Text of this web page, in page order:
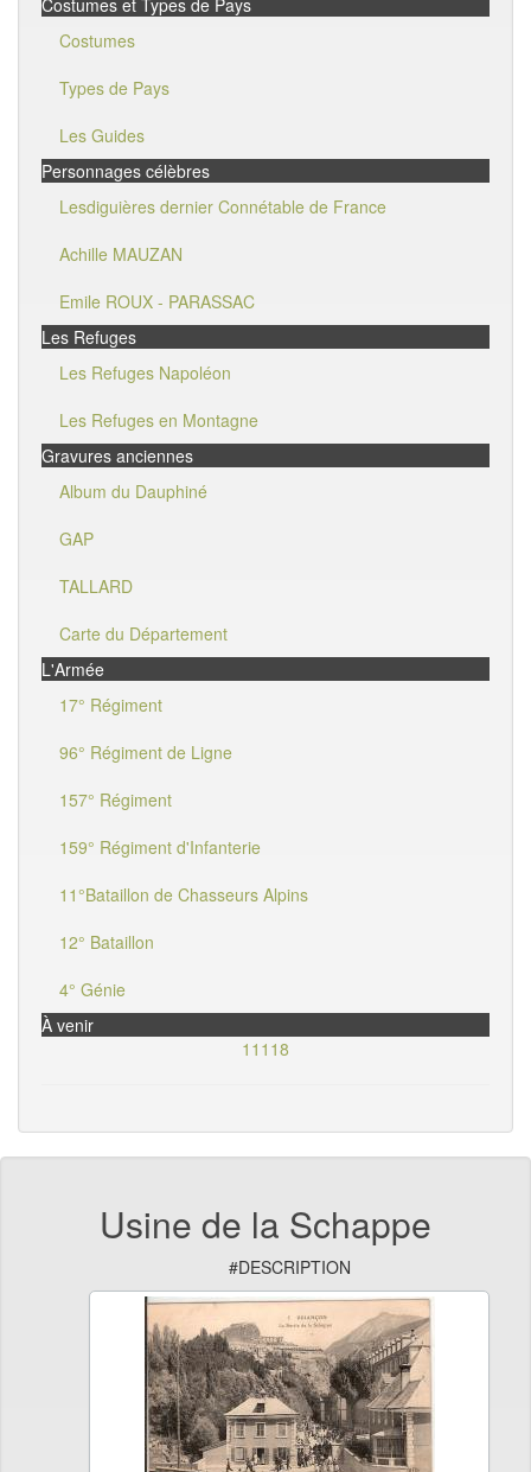
Costumes et Types de Pays
Costumes
Types de Pays
Les Guides
Personnages célèbres
Lesdiguières dernier Connétable de France
Achille MAUZAN
Emile ROUX - PARASSAC
Les Refuges
Les Refuges Napoléon
Les Refuges en Montagne
Gravures anciennes
Album du Dauphiné
GAP
TALLARD
Carte du Département
L'Armée
17° Régiment
96° Régiment de Ligne
157° Régiment
159° Régiment d'Infanterie
11°Bataillon de Chasseurs Alpins
12° Bataillon
4° Génie
À venir
11118
Usine de la Schappe
#DESCRIPTION